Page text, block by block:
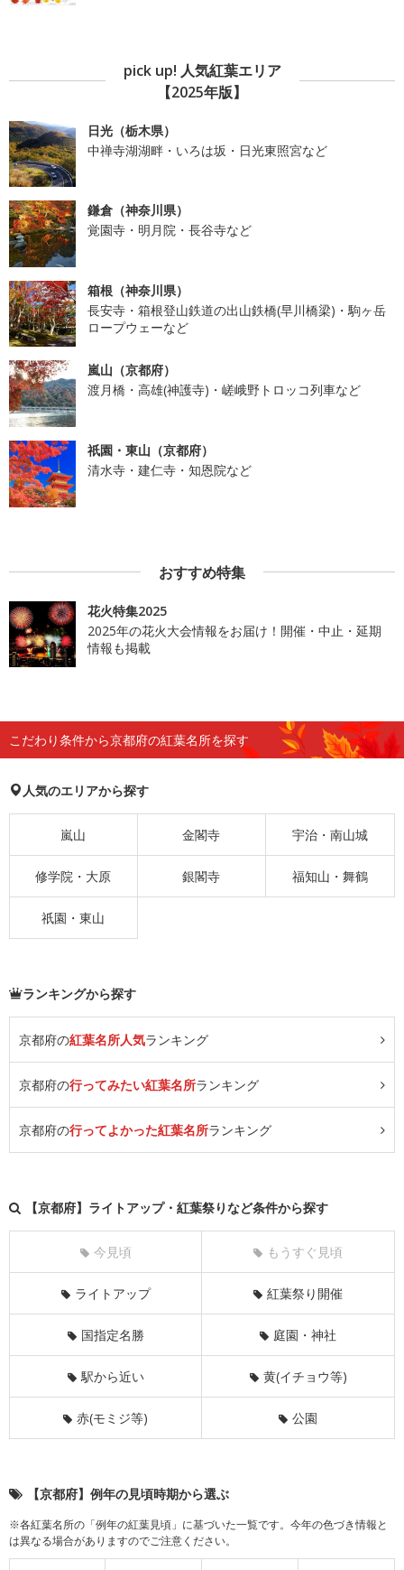
pick up! 人気紅葉エリア
【2025年版】
日光（栃木県）
中禅寺湖湖畔・いろは坂・日光東照宮など
鎌倉（神奈川県）
覚園寺・明月院・長谷寺など
箱根（神奈川県）
長安寺・箱根登山鉄道の出山鉄橋(早川橋梁)・駒ヶ岳
ロープウェーなど
嵐山（京都府）
渡月橋・高雄(神護寺)・嵯峨野トロッコ列車など
祇園・東山（京都府）
清水寺・建仁寺・知恩院など
おすすめ特集
花火特集2025
2025年の花火大会情報をお届け！開催・中止・延期
情報も掲載
こだわり条件から京都府の紅葉名所を探す
人気のエリアから探す
嵐山 金閣寺 宇治・南山城
修学院・大原 銀閣寺 福知山・舞鶴
祇園・東山
ランキングから探す
京都府の紅葉名所人気ランキング
京都府の行ってみたい紅葉名所ランキング
京都府の行ってよかった紅葉名所ランキング
【京都府】ライトアップ・紅葉祭りなど条件から探す
今見頃 もうすぐ見頃
ライトアップ 紅葉祭り開催
国指定名勝 庭園・神社
駅から近い 黄(イチョウ等)
赤(モミジ等) 公園
【京都府】例年の見頃時期から選ぶ
※各紅葉名所の「例年の紅葉見頃」に基づいた一覧です。今年の色づき情報と
は異なる場合がありますのでご注意ください。